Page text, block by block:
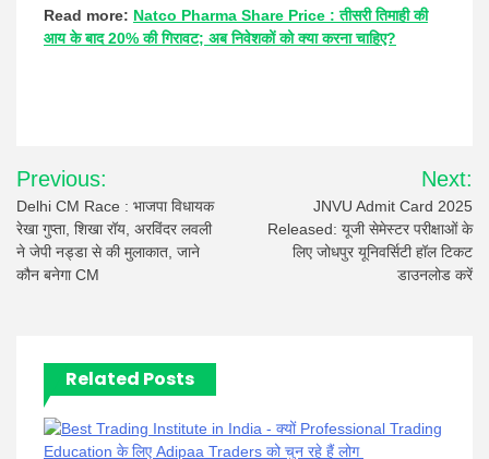
Read more: Natco Pharma Share Price : तीसरी तिमाही की
आय के बाद 20% की गिरावट; अब निवेशकों को क्या करना चाहिए?
Post
navigation
Previous:
Delhi CM Race : भाजपा विधायक
रेखा गुप्ता, शिखा रॉय, अरविंदर लवली
ने जेपी नड्डा से की मुलाकात, जाने
कौन बनेगा CM
Next:
JNVU Admit Card 2025
Released: यूजी सेमेस्टर परीक्षाओं के
लिए जोधपुर यूनिवर्सिटी हॉल टिकट
डाउनलोड करें
Related Posts